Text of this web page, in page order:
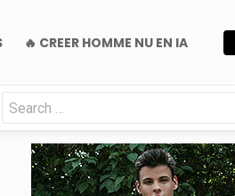
🔥 CREER HOMME NU EN IA
Search
for: